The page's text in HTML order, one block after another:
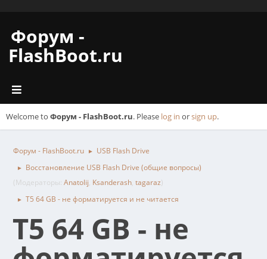
Форум -
FlashBoot.ru
Welcome to Форум - FlashBoot.ru. Please log in orsign up.
Форум - FlashBoot.ru ► USB Flash Drive
►
Восстановление USB Flash Drive (общие вопросы)
(Модераторы: Anatolij, Ksanderash, tagaraz)
► T5 64 GB - не форматируется и не читается
T5 64 GB - не